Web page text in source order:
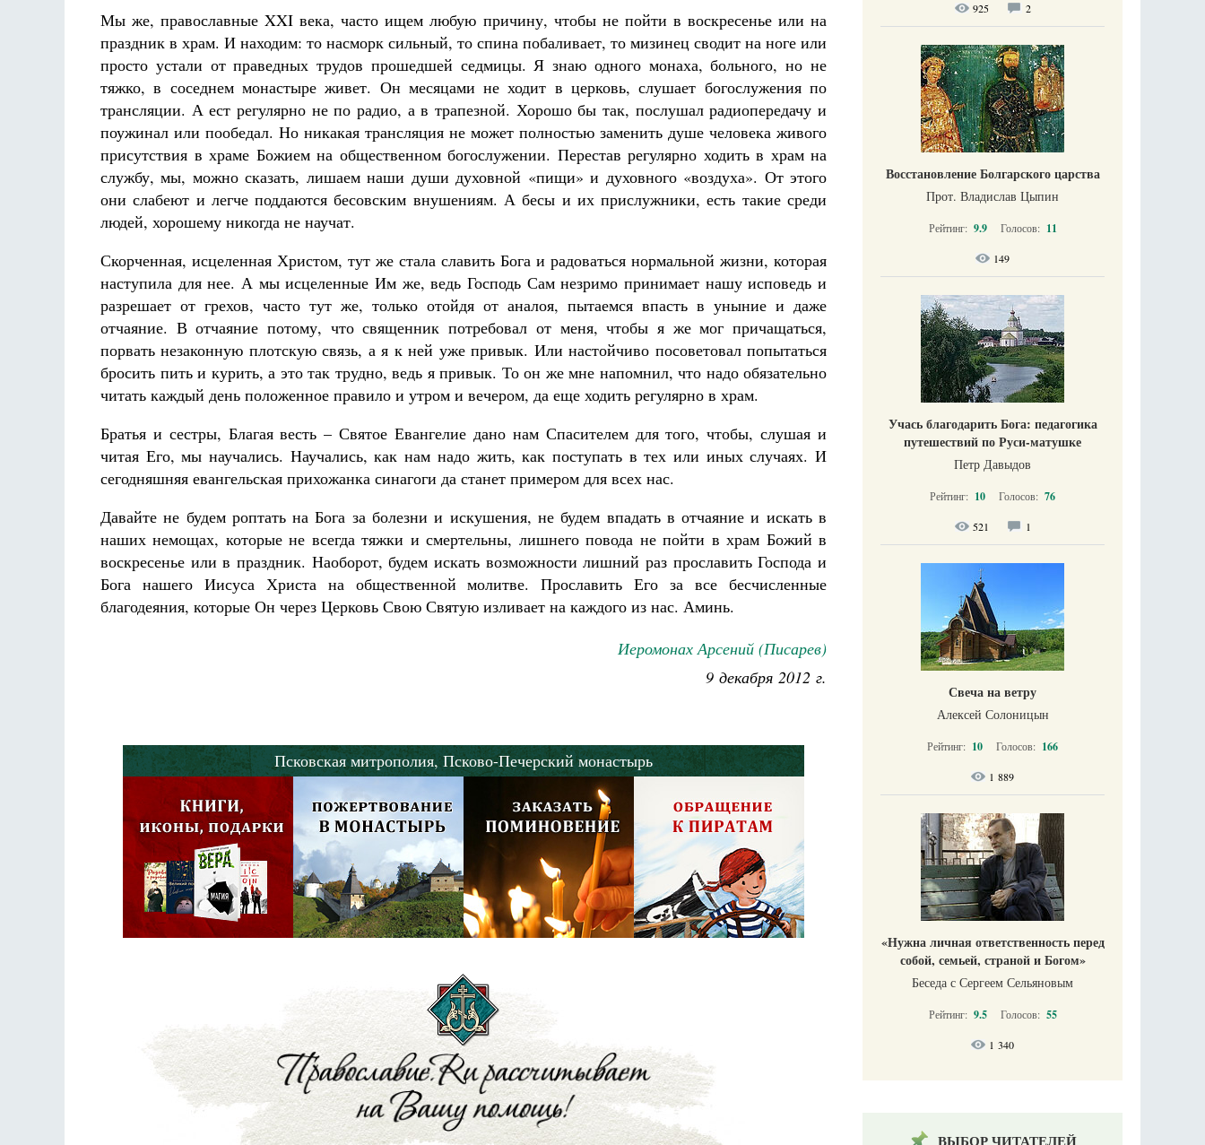
Мы же, православные XXI века, часто ищем любую причину, чтобы не пойти в воскресенье или на
праздник в храм. И находим: то насморк сильный, то спина побаливает, то мизинец сводит на ноге или
просто устали от праведных трудов прошедшей седмицы. Я знаю одного монаха, больного, но не
тяжко, в соседнем монастыре живет. Он месяцами не ходит в церковь, слушает богослужения по
трансляции. А ест регулярно не по радио, а в трапезной. Хорошо бы так, послушал радиопередачу и
поужинал или пообедал. Но никакая трансляция не может полностью заменить душе человека живого
присутствия в храме Божием на общественном богослужении. Перестав регулярно ходить в храм на
службу, мы, можно сказать, лишаем наши души духовной «пищи» и духовного «воздуха». От этого
они слабеют и легче поддаются бесовским внушениям. А бесы и их прислужники, есть такие среди
людей, хорошему никогда не научат.
Скорченная, исцеленная Христом, тут же стала славить Бога и радоваться нормальной жизни, которая
наступила для нее. А мы исцеленные Им же, ведь Господь Сам незримо принимает нашу исповедь и
разрешает от грехов, часто тут же, только отойдя от аналоя, пытаемся впасть в уныние и даже
отчаяние. В отчаяние потому, что священник потребовал от меня, чтобы я же мог причащаться,
порвать незаконную плотскую связь, а я к ней уже привык. Или настойчиво посоветовал попытаться
бросить пить и курить, а это так трудно, ведь я привык. То он же мне напомнил, что надо обязательно
читать каждый день положенное правило и утром и вечером, да еще ходить регулярно в храм.
Братья и сестры, Благая весть – Святое Евангелие дано нам Спасителем для того, чтобы, слушая и
читая Его, мы научались. Научались, как нам надо жить, как поступать в тех или иных случаях. И
сегодняшняя евангельская прихожанка синагоги да станет примером для всех нас.
Давайте не будем роптать на Бога за болезни и искушения, не будем впадать в отчаяние и искать в
наших немощах, которые не всегда тяжки и смертельны, лишнего повода не пойти в храм Божий в
воскресенье или в праздник. Наоборот, будем искать возможности лишний раз прославить Господа и
Бога нашего Иисуса Христа на общественной молитве. Прославить Его за все бесчисленные
благодеяния, которые Он через Церковь Свою Святую изливает на каждого из нас. Аминь.
Иеромонах Арсений (Писарев)
9 декабря 2012 г.
Псковская митрополия, Псково-Печерский монастырь
925 2
Восстановление Болгарского царства
Прот. Владислав Цыпин
Рейтинг: 9.9 Голосов: 11
149
Учась благодарить Бога: педагогика
путешествий по Руси-матушке
Петр Давыдов
Рейтинг: 10 Голосов: 76
521 1
Свеча на ветру
Алексей Солоницын
Рейтинг: 10 Голосов: 166
1 889
«Нужна личная ответственность перед
собой, семьей, страной и Богом»
Беседа с Сергеем Сельяновым
Рейтинг: 9.5 Голосов: 55
1 340
ВЫБОР ЧИТАТЕЛЕЙ